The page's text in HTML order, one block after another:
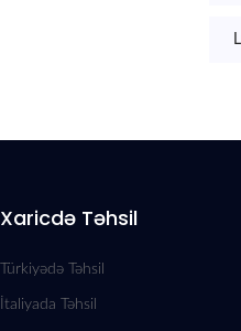
Xaricdə Təhsil
Türkiyədə Təhsil
İtaliyada Təhsil